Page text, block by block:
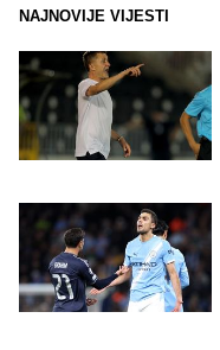
NAJNOVIJE VIJESTI